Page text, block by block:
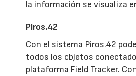
la información se visualiza
Piros.42
Con el sistema Piros.42
todos los objetos
plataforma Field Tracker.